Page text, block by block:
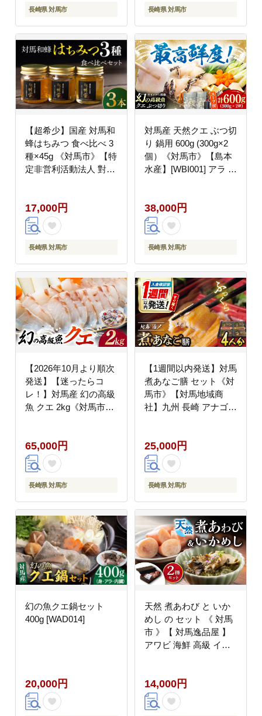
長崎県 対馬市 長崎県 対馬市
【超希少】国産 対馬和
蜂はちみつ 食べ比べ 3
種×45g 《対馬市》【特
定非営利活動法人 對馬
チミツ 蜂蜜 国産 長崎
非加熱 日本ミツバチ 二
ホンミツバチ 日本蜜蜂
百花蜜 常温 [WAM011]
17,000円
長崎県 対馬市
対馬産 天然クエ ぶつ切
り 鍋用 600g (300g×2
個）《対馬市》【島本
水産】[WBI001] アラ く
凍 長崎 九州 つしま 対
馬市 海鮮 魚介 ちり鍋
新鮮 海の幸 下処理 小
分け
38,000円
長崎県 対馬市
【2026年10月より順次
発送】【迷ったらコ
レ！】対馬産 幻の高級
魚 クエ 2kg《対馬市》
ぶしゃぶ [WAA003]
65,000円
長崎県 対馬市
【1週間以内発送】対馬
煮あなご膳 セット《対
馬市》【対馬地域商
社】九州 長崎 アナゴ
25,000円
長崎県 対馬市
幻の魚クエ鍋セット
400g [WAD014]
20,000円
天然 煮あわび と いか
めし の セット 《 対馬
市 》【 対馬逸品屋 】
アワビ 海鮮 高級 イカ
14,000円